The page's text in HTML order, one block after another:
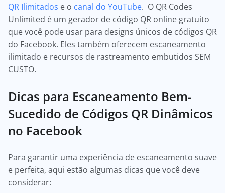
QR Ilimitados e o canal do YouTube. O QR Codes
Unlimited é um gerador de código QR online gratuito
que você pode usar para designs únicos de códigos QR
do Facebook. Eles também oferecem escaneamento
ilimitado e recursos de rastreamento embutidos SEM
CUSTO.
Dicas para Escaneamento Bem-
Sucedido de Códigos QR Dinâmicos
no Facebook
Para garantir uma experiência de escaneamento suave
e perfeita, aqui estão algumas dicas que você deve
considerar: